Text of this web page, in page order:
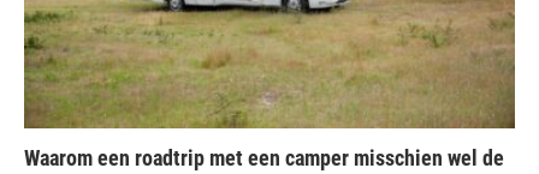
Waarom een roadtrip met een camper misschien wel de